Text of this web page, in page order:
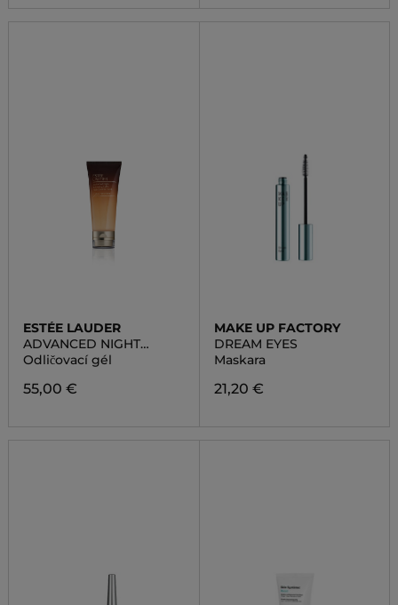
ESTÉE LAUDER
ADVANCED NIGHT
CLEANSING GELEE 15
AMINO ACIDS
Odličovací gél
55,00 €
MAKE UP FACTORY
DREAM EYES
Maskara
21,20 €